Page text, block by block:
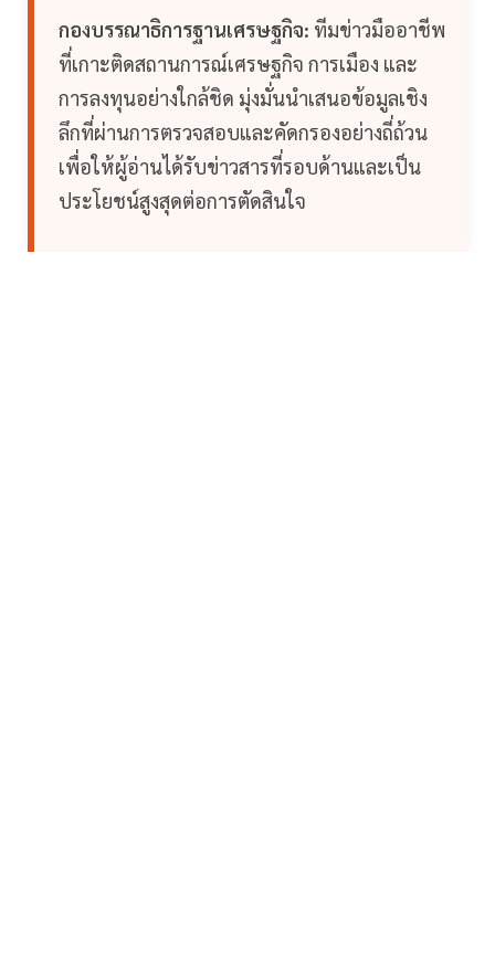
กองบรรณาธิการฐานเศรษฐกิจ: ทีมข่าวมืออาชีพ
ที่เกาะติดสถานการณ์เศรษฐกิจ การเมือง และ
การลงทุนอย่างใกล้ชิด มุ่งมั่นนำเสนอข้อมูลเชิง
ลึกที่ผ่านการตรวจสอบและคัดกรองอย่างถี่ถ้วน
เพื่อให้ผู้อ่านได้รับข่าวสารที่รอบด้านและเป็น
ประโยชน์สูงสุดต่อการตัดสินใจ